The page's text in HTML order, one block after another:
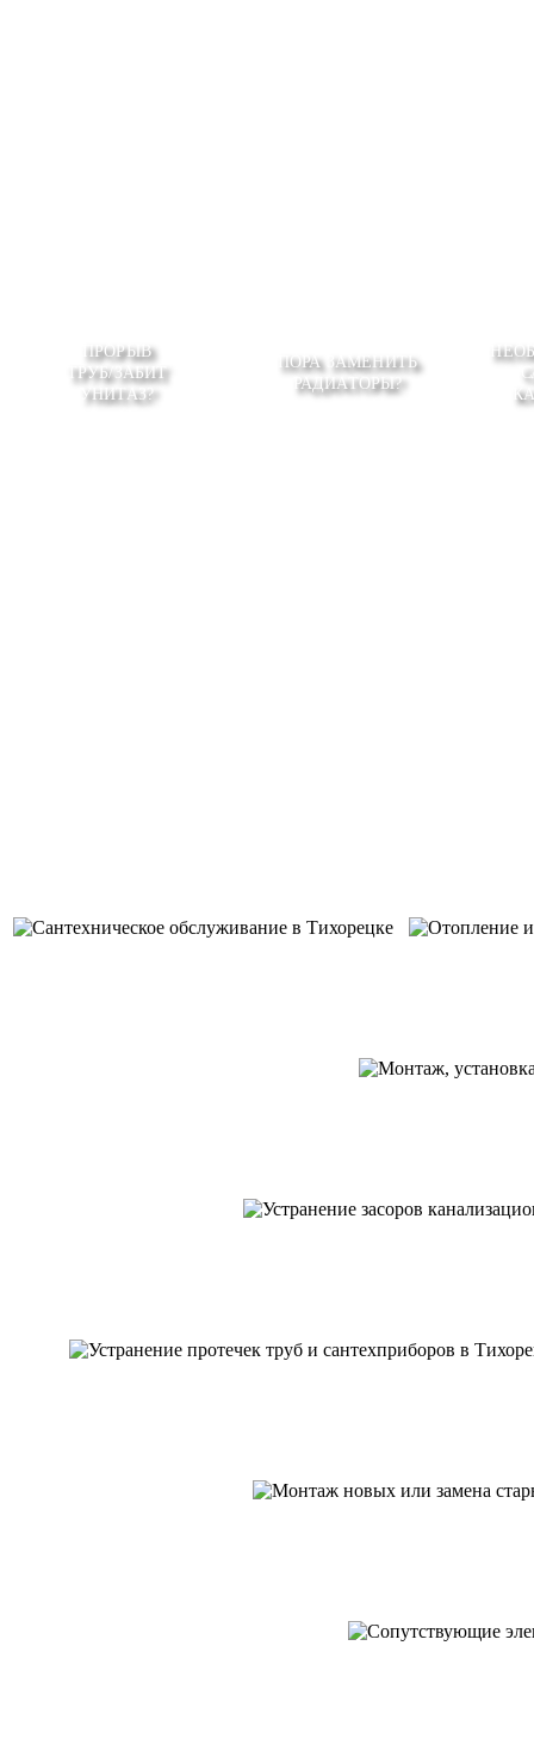
ПРОРЫВ
ТРУБ/ЗАБИТ
УНИТАЗ?
ПОРА ЗАМЕНИТЬ
РАДИАТОРЫ?